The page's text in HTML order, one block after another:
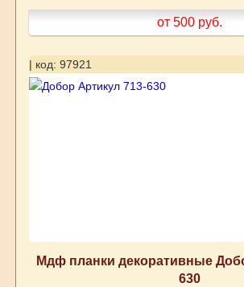
от 500 руб.
| код: 97921
Мдф планки декоративные
630